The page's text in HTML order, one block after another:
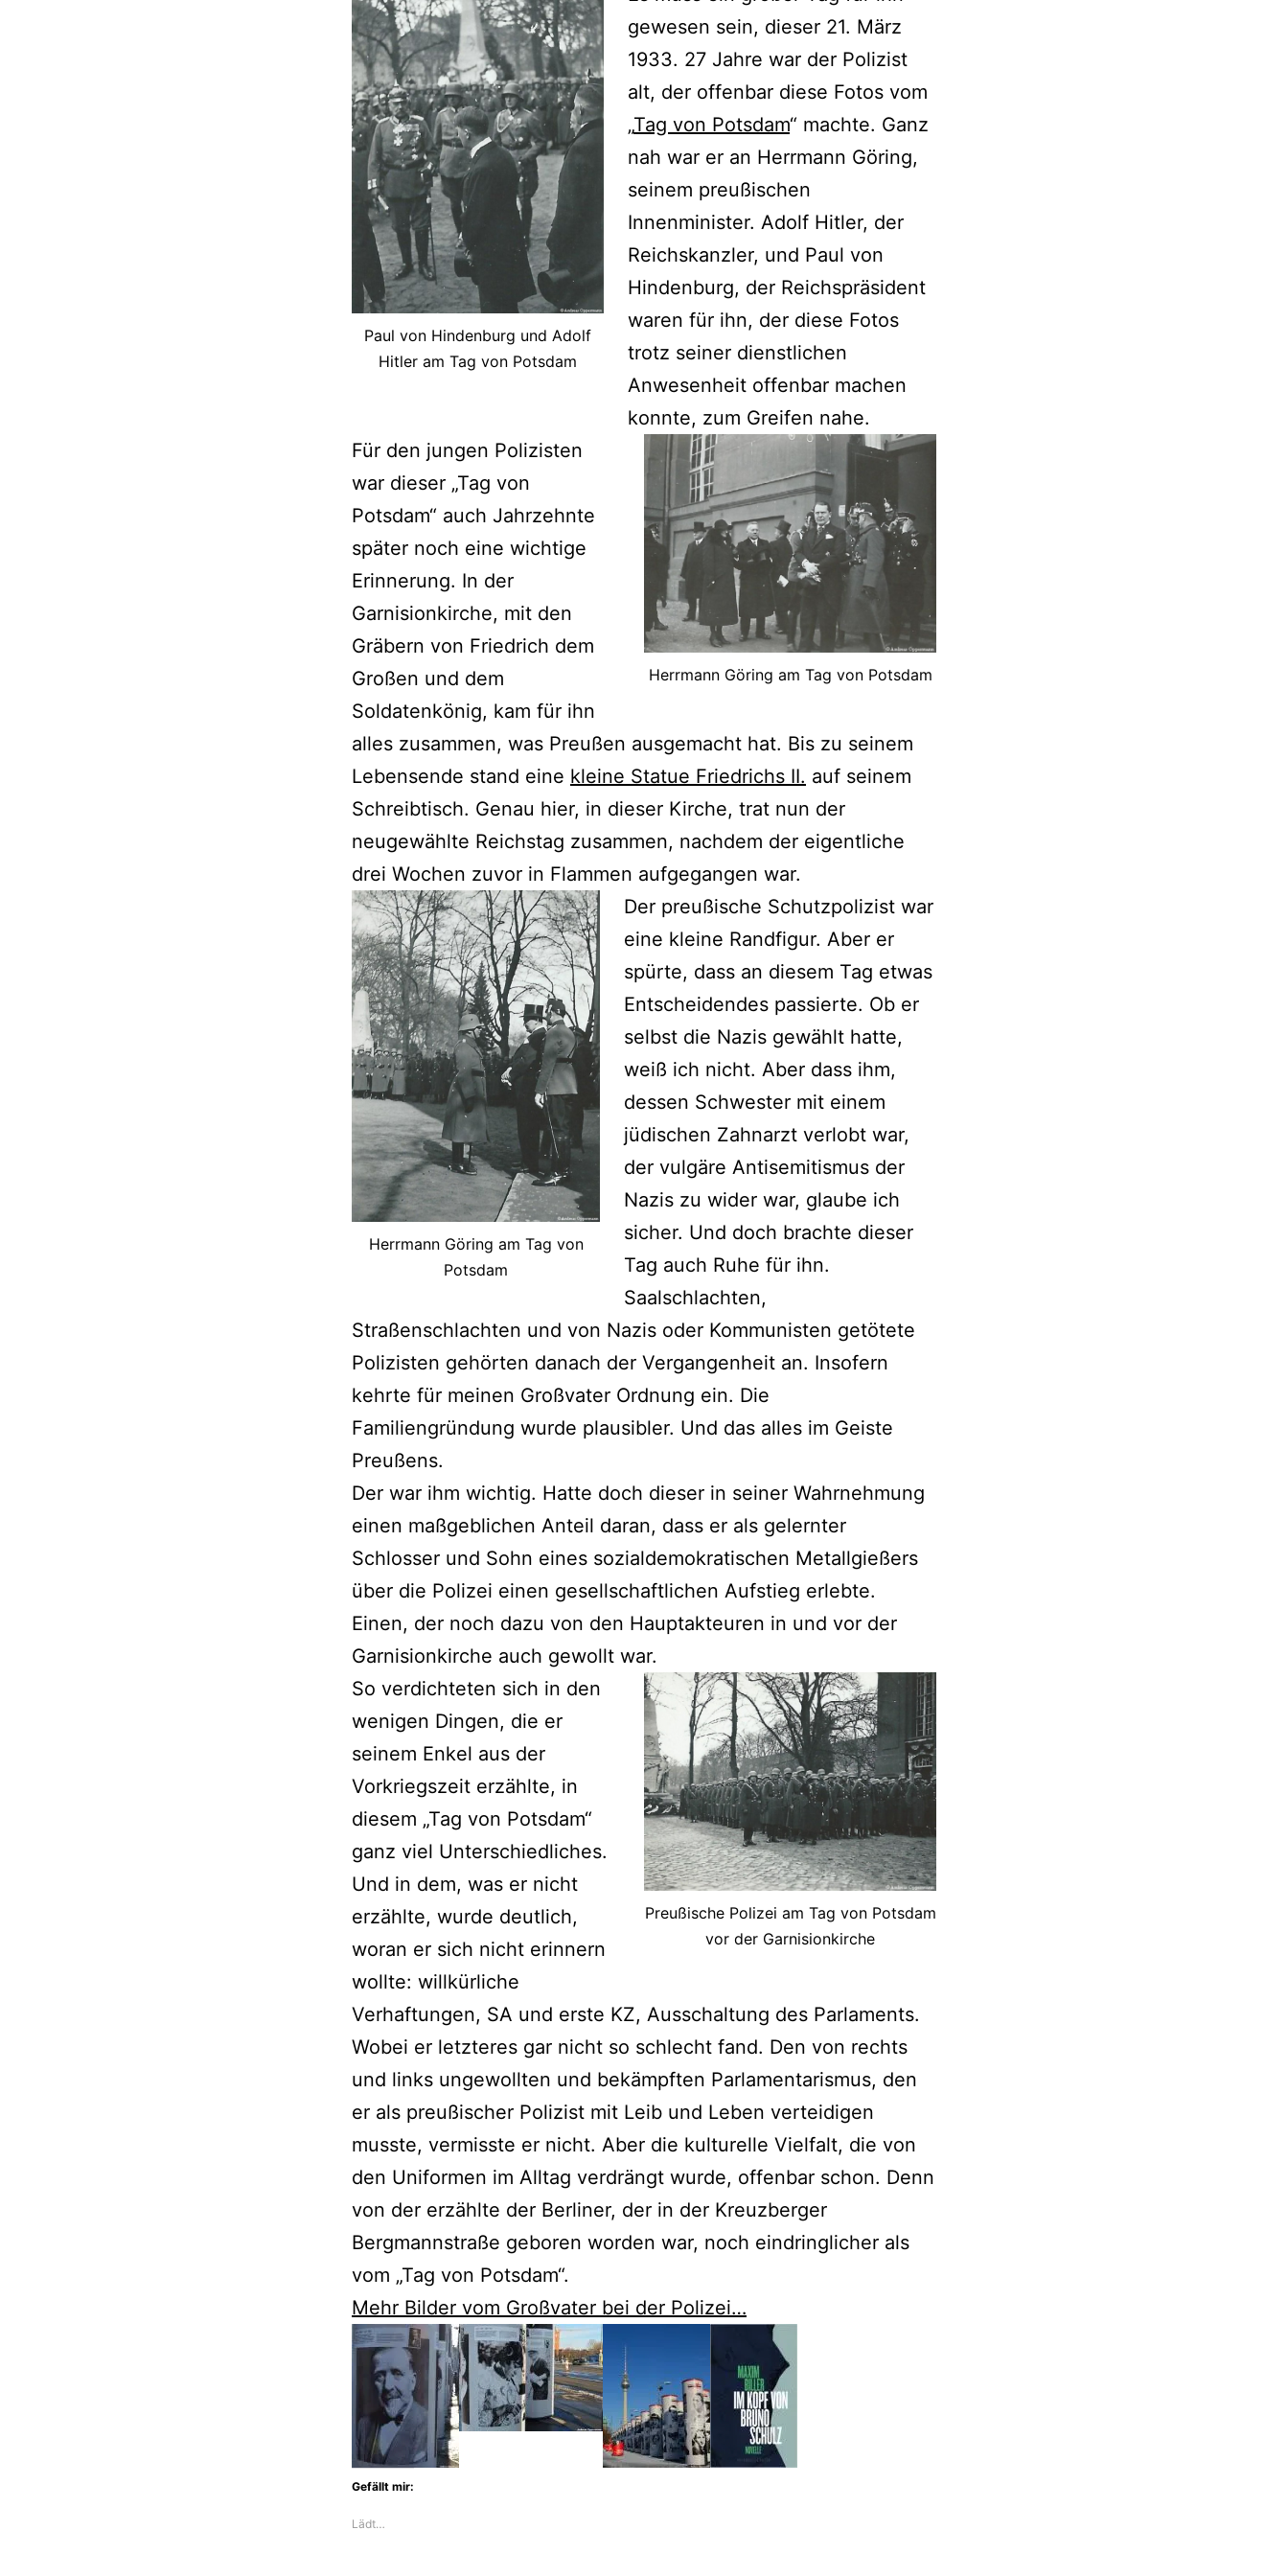
Paul von Hindenburg und Adolf
Hitler am Tag von Potsdam
gewesen sein, dieser 21. März
1933. 27 Jahre war der Polizist
alt, der offenbar diese Fotos vom
„Tag von Potsdam“ machte. Ganz
nah war er an Herrmann Göring,
seinem preußischen
Innenminister. Adolf Hitler, der
Reichskanzler, und Paul von
Hindenburg, der Reichspräsident
waren für ihn, der diese Fotos
trotz seiner dienstlichen
Anwesenheit offenbar machen
konnte, zum Greifen nahe.
Herrmann Göring am Tag von Potsdam
Für den jungen Polizisten
war dieser „Tag von
Potsdam“ auch Jahrzehnte
später noch eine wichtige
Erinnerung. In der
Garnisionkirche, mit den
Gräbern von Friedrich dem
Großen und dem
Soldatenkönig, kam für ihn
alles zusammen, was Preußen ausgemacht hat. Bis zu seinem
Lebensende stand eine kleine Statue Friedrichs II. auf seinem
Schreibtisch. Genau hier, in dieser Kirche, trat nun der
neugewählte Reichstag zusammen, nachdem der eigentliche
drei Wochen zuvor in Flammen aufgegangen war.
Herrmann Göring am Tag von
Potsdam
Der preußische Schutzpolizist war
eine kleine Randfigur. Aber er
spürte, dass an diesem Tag etwas
Entscheidendes passierte. Ob er
selbst die Nazis gewählt hatte,
weiß ich nicht. Aber dass ihm,
dessen Schwester mit einem
jüdischen Zahnarzt verlobt war,
der vulgäre Antisemitismus der
Nazis zu wider war, glaube ich
sicher. Und doch brachte dieser
Tag auch Ruhe für ihn.
Saalschlachten,
Straßenschlachten und von Nazis oder Kommunisten getötete
Polizisten gehörten danach der Vergangenheit an. Insofern
kehrte für meinen Großvater Ordnung ein. Die
Familiengründung wurde plausibler. Und das alles im Geiste
Preußens.
Der war ihm wichtig. Hatte doch dieser in seiner Wahrnehmung
einen maßgeblichen Anteil daran, dass er als gelernter
Schlosser und Sohn eines sozialdemokratischen Metallgießers
über die Polizei einen gesellschaftlichen Aufstieg erlebte.
Einen, der noch dazu von den Hauptakteuren in und vor der
Garnisionkirche auch gewollt war.
Preußische Polizei am Tag von Potsdam
vor der Garnisionkirche
So verdichteten sich in den
wenigen Dingen, die er
seinem Enkel aus der
Vorkriegszeit erzählte, in
diesem „Tag von Potsdam“
ganz viel Unterschiedliches.
Und in dem, was er nicht
erzählte, wurde deutlich,
woran er sich nicht erinnern
wollte: willkürliche
Verhaftungen, SA und erste KZ, Ausschaltung des Parlaments.
Wobei er letzteres gar nicht so schlecht fand. Den von rechts
und links ungewollten und bekämpften Parlamentarismus, den
er als preußischer Polizist mit Leib und Leben verteidigen
musste, vermisste er nicht. Aber die kulturelle Vielfalt, die von
den Uniformen im Alltag verdrängt wurde, offenbar schon. Denn
von der erzählte der Berliner, der in der Kreuzberger
Bergmannstraße geboren worden war, noch eindringlicher als
vom „Tag von Potsdam“.
Mehr Bilder vom Großvater bei der Polizei…
Gefällt mir:
Lädt…